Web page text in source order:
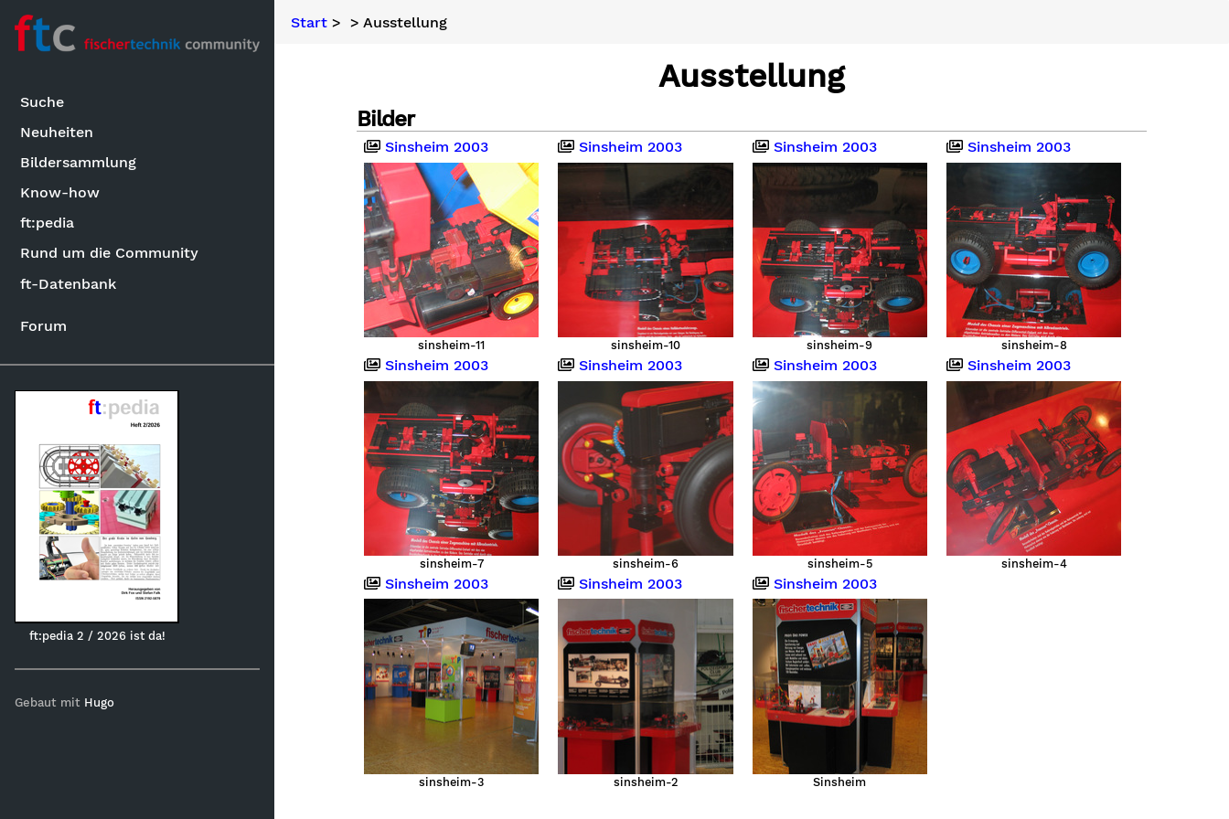
Suche
Neuheiten
Bildersammlung
Know-how
ft:pedia
Rund um die Community
ft-Datenbank
Forum
ft:pedia 2 / 2026 ist da!
Gebaut mit Hugo
Start> > Ausstellung
Ausstellung
Bilder
Sinsheim 2003
sinsheim-11
Sinsheim 2003
sinsheim-10
Sinsheim 2003
sinsheim-9
Sinsheim 2003
sinsheim-8
Sinsheim 2003
sinsheim-7
Sinsheim 2003
sinsheim-6
Sinsheim 2003
sinsheim-5
Sinsheim 2003
sinsheim-4
Sinsheim 2003
sinsheim-3
Sinsheim 2003
sinsheim-2
Sinsheim 2003
Sinsheim